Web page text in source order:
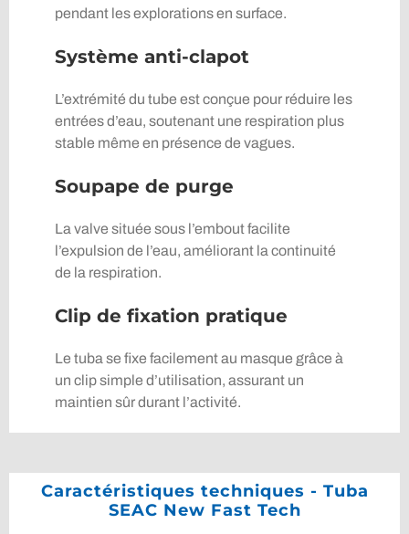
pendant les explorations en surface.
Système anti-clapot
L’extrémité du tube est conçue pour réduire les
entrées d’eau, soutenant une respiration plus
stable même en présence de vagues.
Soupape de purge
La valve située sous l’embout facilite
l’expulsion de l’eau, améliorant la continuité
de la respiration.
Clip de fixation pratique
Le tuba se fixe facilement au masque grâce à
un clip simple d’utilisation, assurant un
maintien sûr durant l’activité.
Caractéristiques techniques - Tuba
SEAC New Fast Tech